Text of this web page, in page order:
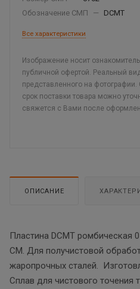
Обозначение СМП
— DCMT
Все характеристики
Изображение носит
публичной офертой. Реальный
представленного на
срок поставки товара можно
свяжется с Вами после
ОПИСАНИЕ
Пластина DCMT ромбическая
CM. Для получистовой
жаропрочных сталей.
Сплав для чистового